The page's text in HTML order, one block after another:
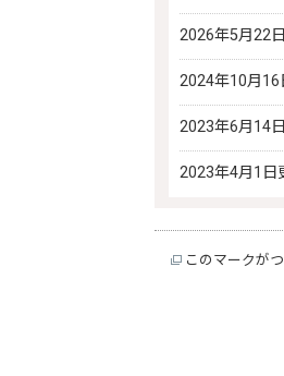
2026年5月22
2024年10月16
2023年6月14
2023年4月1日
このマークが